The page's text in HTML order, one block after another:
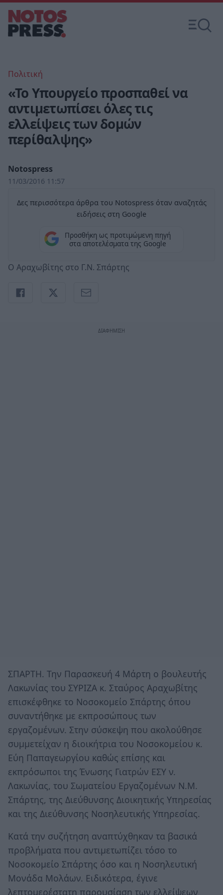
Πολιτική
«Το Υπουργείο προσπαθεί να
αντιμετωπίσει όλες τις
ελλείψεις των δομών
περίθαλψης»
Notospress
11/03/2016 11:57
Δες περισσότερα άρθρα του Notospress όταν αναζητάς
ειδήσεις στη Google
Προσθήκη ως προτιμώμενη πηγή
στα αποτελέσματα της Google
Ο Αραχωβίτης στο Γ.Ν. Σπάρτης
ΣΠΑΡΤΗ. Την Παρασκευή 4 Μάρτη ο βουλευτής
Λακωνίας του ΣΥΡΙΖΑ κ. Σταύρος Αραχωβίτης
επισκέφθηκε το Νοσοκομείο Σπάρτης όπου
συναντήθηκε με εκπροσώπους των
εργαζομένων. Στην σύσκεψη που ακολούθησε
συμμετείχαν η διοικήτρια του Νοσοκομείου κ.
Εύη Παπαγεωργίου καθώς επίσης και
εκπρόσωποι της Ένωσης Γιατρών ΕΣΥ ν.
Λακωνίας, του Σωματείου Εργαζομένων Ν.Μ.
Σπάρτης, της Διεύθυνσης Διοικητικής Υπηρεσίας
και της Διεύθυνσης Νοσηλευτικής Υπηρεσίας.
Κατά την συζήτηση αναπτύχθηκαν τα βασικά
προβλήματα που αντιμετωπίζει τόσο το
Νοσοκομείο Σπάρτης όσο και η Νοσηλευτική
Μονάδα Μολάων. Ειδικότερα, έγινε
λεπτομερέστατη παρουσίαση των ελλείψεων